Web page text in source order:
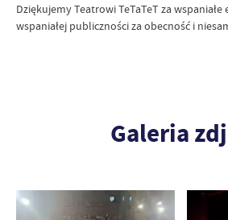
Dziękujemy Teatrowi TeTaTeT za wspaniałe
wspaniałej publiczności za obecność i
Galeria